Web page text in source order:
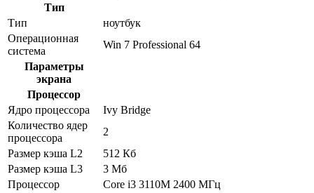
Тип
Тип
ноутбук
Операционная
система
Win 7 Professional 64
Параметры
экрана
Процессор
Ядро процессора
Ivy Bridge
Количество ядер
процессора
2
Размер кэша L2
512 Кб
Размер кэша L3
3 Мб
Процессор
Core i3 3110M 2400 МГц